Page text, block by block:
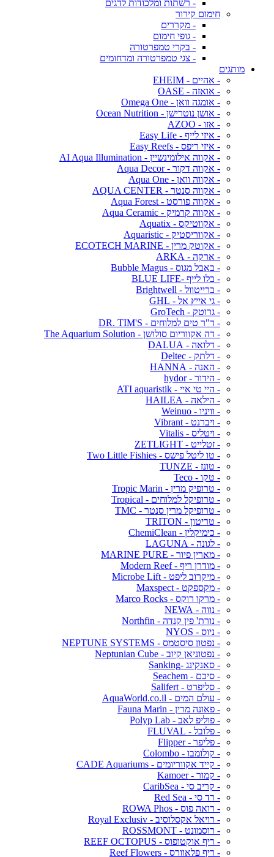
- רשתות ומלכודות לדגים
חימום קירור
- מקררים
- גופי חימום
- בקרי טמפרטורה
- צגי טמפרטורה ומדחומים
מותגים
- אהיים - EHEIM
- אואזה - OASE
- אומגה וואן - Omega One
- אושן נוטרישן - Ocean Nutrition
- אזו - AZOO
- איזי לייף - Easy Life
- איזי ריפס - Easy Reefs
- אקווה אילומינשיין - AI Aqua Illumination
- אקווה דקור - Aqua Decor
- אקווה וואן - Aqua One
- אקווה סנטר - AQUA CENTER
- אקווה פורסט - Aqua Forest
- אקווה קרמיק - Aqua Ceramic
- אקווטיקס - Aquatix
- אקווריסטיק - Aquaristic
- אקוטק מרין - ECOTECH MARINE
- ארקה - ARKA
- באבל מגוס - Bubble Magus
- בלו לייף -BLUE LIFE
- ברייטוול - Brightwell
- גי אייץ אל - GHL
- גרוטק - GroTech
- ד"ר טים למלוחים - DR. TIM'S
- דה אקווריום סולושן - The Aquarium Solution
- דלואה - DALUA
- דלתק - Deltec
- האנה - HANNA
- הידור - hydor
- היי טי איי - ATI aquaristik
- הילאה - HAILEA
- וויניו - Weinuo
- ויברנט - Vibrant
- ויטליס - Vitalis
- זטלייט - ZETLIGHT
- טו ליטל פישס - Two Little Fishies
- טונז - TUNZE
- טקו - Teco
- טרופיק מרין - Tropic Marin
- טרופיקל למלוחים - Tropical
- טרופיקל מרין סנטר - TMC
- טריטון - TRITON
- כימיקלין - ChemiClean
- לגונה - LAGUNA
- מארין פיור - MARINE PURE
- מודרן ריף - Modern Reef
- מיקרוב ליפט - Microbe Lift
- מקספקט - Maxspect
- מרקו רוקס - Marco Rocks
- נווה - NEWA
- נורת' פין קנדה - Northfin
- ניוס - NYOS
- נפטון סיסטמס - NEPTUNE SYSTEMS
- נפטוניאן קיוב - Neptunian Cube
- סאנקינג -Sanking
- סיכם - Seachem
- סליפרט - Salifert
- עולם המים - AquaWorld.co.il
- פאונה מרין - Fauna Marin
- פוליפ לאב - Polyp Lab
- פלובל - FLUVAL
- פליפר - Flipper
- קולומבו - Colombo
- קייד אקווריומים - CADE Aquariums
- קמור - Kamoer
- קריב סי - CaribSea
- רד סי - Red Sea
- רואה פוס - ROWA Phos
- רויאל אקסלוסיב - Royal Exclusiv
- רוסמונט - ROSSMONT
- ריף אוקטופוס - REEF OCTOPUS
- ריף פלאוורס - Reef Flowers